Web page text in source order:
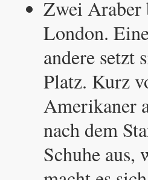
Zwei Araber
London.
andere setzt
Platz. Kurz
Amerikaner
nach dem
Schuhe aus,